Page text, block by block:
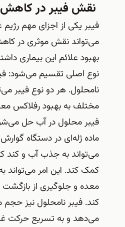
نقش فیبر در
فیبر یکی از اجزای مهم
می‌تواند نقش موثری در
بهبود علائم این بیماری
نوع اصلی تقسیم می‌شود:
نامحلول. هر دو نوع فیبر
مختلف به بهبود رفلاکس
فیبر محلول در آب حل
ماده ژله‌ای در دستگاه
می‌تواند به جذب آب و کند
کمک کند. این امر می‌تواند
معده و جلوگیری از
کند. فیبر نامحلول نیز حجم
می‌دهد و به تسریع حرکت